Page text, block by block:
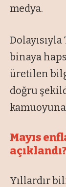
medya.
Dolayısıyla
binaya
üretilen
doğru
kamuoyuna
Mayıs
açıklandı?
Yıllardır